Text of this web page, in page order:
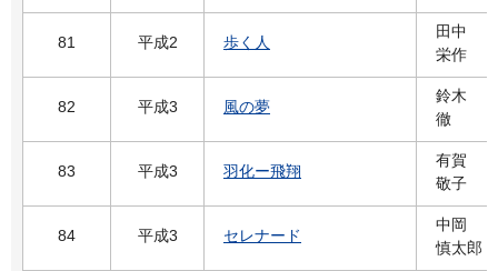
81 平成2 歩く人
田中
栄作
82 平成3 風の夢
鈴木
徹
83 平成3 羽化ー飛翔
有賀
敬子
84 平成3 セレナード
中岡
慎太郎